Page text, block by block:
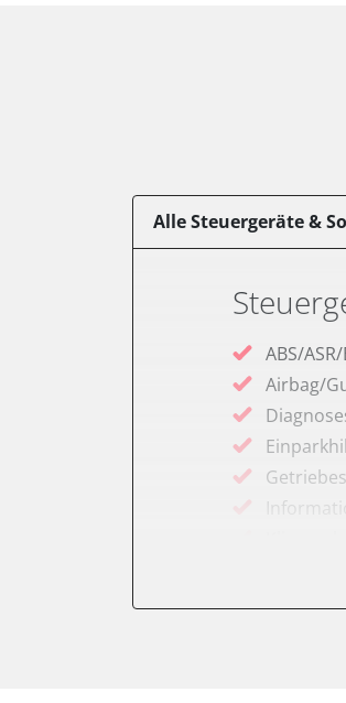
Alle Steuergeräte &
ABS/ASR/
Airbag/